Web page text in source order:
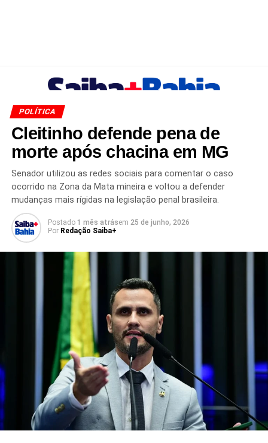
POLÍTICA
Cleitinho defende pena de
morte após chacina em MG
Senador utilizou as redes sociais para comentar o caso
ocorrido na Zona da Mata mineira e voltou a defender
mudanças mais rígidas na legislação penal brasileira.
Postado 1 mês atrásem 25 de junho, 2026
Por Redação Saiba+